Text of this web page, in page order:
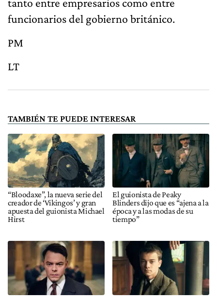
tanto entre empresarios como entre
funcionarios del gobierno británico.
PM
LT
TAMBIÉN TE PUEDE INTERESAR
“Bloodaxe”, la nueva serie del
creador de ‘Vikingos’ y gran
apuesta del guionista Michael
Hirst
El guionista de Peaky
Blinders dijo que es “ajena a la
época y a las modas de su
tiempo”